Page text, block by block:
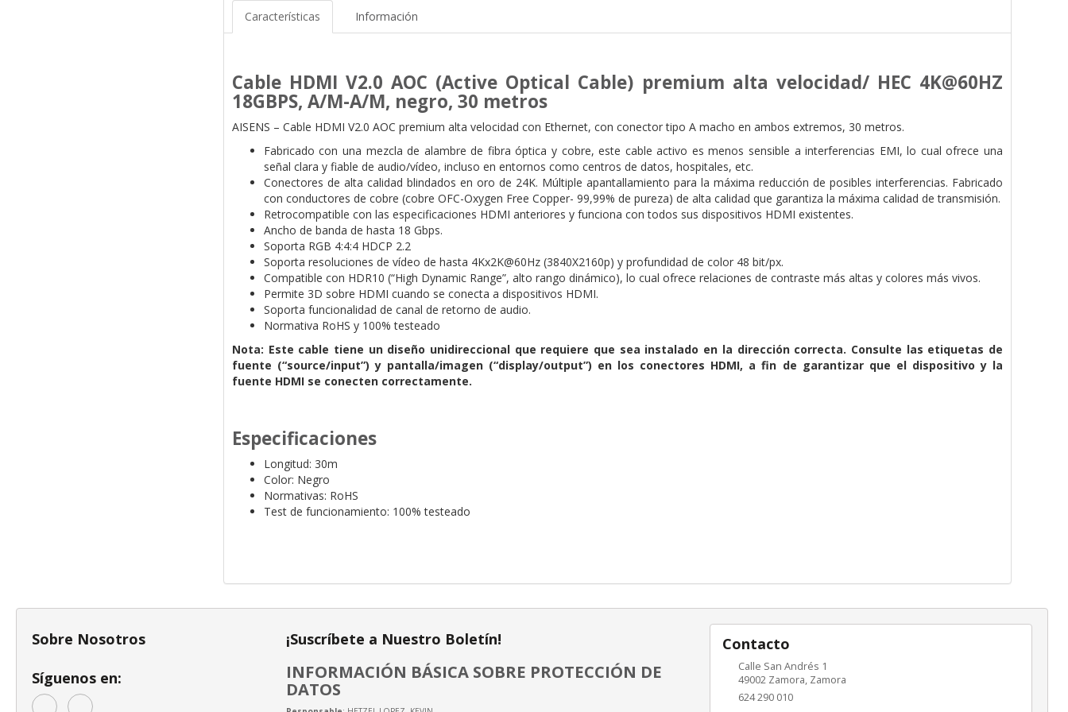
Características Información
Cable HDMI V2.0 AOC (Active Optical Cable) premium alta velocidad/ HEC 4K@60HZ
18GBPS, A/M-A/M, negro, 30 metros
AISENS – Cable HDMI V2.0 AOC premium alta velocidad con Ethernet, con conector tipo A macho en ambos extremos, 30 metros.
Fabricado con una mezcla de alambre de fibra óptica y cobre, este cable activo es menos sensible a interferencias EMI, lo cual ofrece una
señal clara y fiable de audio/vídeo, incluso en entornos como centros de datos, hospitales, etc.
Conectores de alta calidad blindados en oro de 24K. Múltiple apantallamiento para la máxima reducción de posibles interferencias. Fabricado
con conductores de cobre (cobre OFC-Oxygen Free Copper- 99,99% de pureza) de alta calidad que garantiza la máxima calidad de transmisión.
Retrocompatible con las especificaciones HDMI anteriores y funciona con todos sus dispositivos HDMI existentes.
Ancho de banda de hasta 18 Gbps.
Soporta RGB 4:4:4 HDCP 2.2
Soporta resoluciones de vídeo de hasta 4Kx2K@60Hz (3840X2160p) y profundidad de color 48 bit/px.
Compatible con HDR10 (“High Dynamic Range”, alto rango dinámico), lo cual ofrece relaciones de contraste más altas y colores más vivos.
Permite 3D sobre HDMI cuando se conecta a dispositivos HDMI.
Soporta funcionalidad de canal de retorno de audio.
Normativa RoHS y 100% testeado
Nota: Este cable tiene un diseño unidireccional que requiere que sea instalado en la dirección correcta. Consulte las etiquetas de
fuente (“source/input”) y pantalla/imagen (“display/output”) en los conectores HDMI, a fin de garantizar que el dispositivo y la
fuente HDMI se conecten correctamente.
Especificaciones
Longitud: 30m
Color: Negro
Normativas: RoHS
Test de funcionamiento: 100% testeado
Sobre Nosotros
Síguenos en:
¡Suscríbete a Nuestro Boletín!
INFORMACIÓN BÁSICA SOBRE PROTECCIÓN DE
DATOS
Contacto
Calle San Andrés 1
49002 Zamora, Zamora
624 290 010